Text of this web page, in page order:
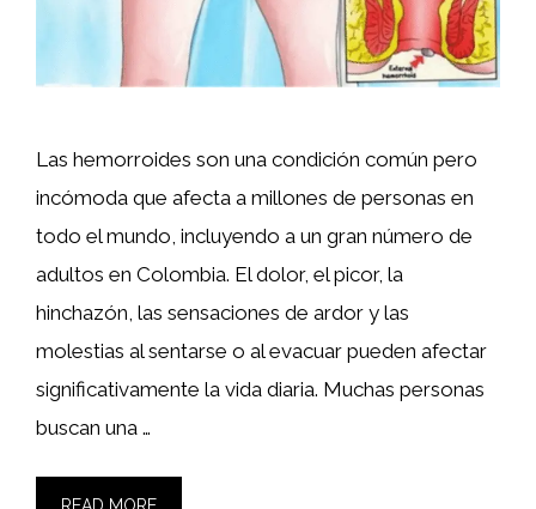
Las hemorroides son una condición común pero
incómoda que afecta a millones de personas en
todo el mundo, incluyendo a un gran número de
adultos en Colombia. El dolor, el picor, la
hinchazón, las sensaciones de ardor y las
molestias al sentarse o al evacuar pueden afectar
significativamente la vida diaria. Muchas personas
buscan una …